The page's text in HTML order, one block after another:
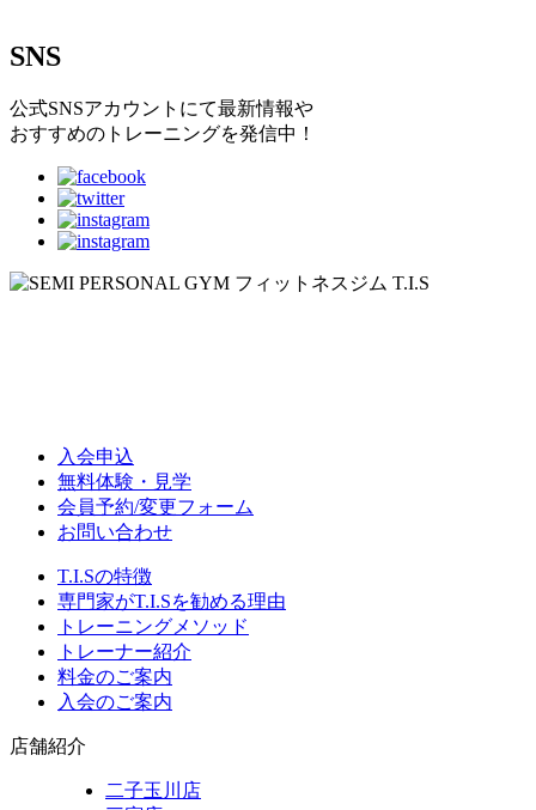
SNS
公式SNSアカウントにて最新情報や
おすすめのトレーニングを発信中！
入会申込
無料体験・見学
会員予約/変更フォーム
お問い合わせ
T.I.Sの特徴
専門家がT.I.Sを勧める理由
トレーニングメソッド
トレーナー紹介
料金のご案内
入会のご案内
店舗紹介
二子玉川店